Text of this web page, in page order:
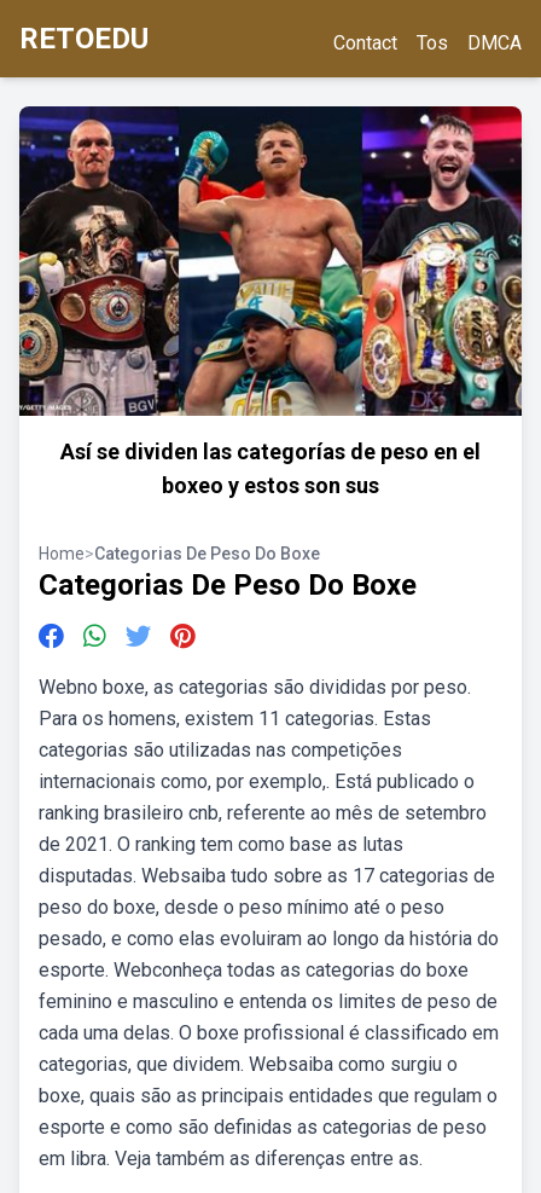
RETOEDU Contact Tos DMCA
Así se dividen las categorías de peso en el
boxeo y estos son sus
Home>Categorias De Peso Do Boxe
Categorias De Peso Do Boxe
Webno boxe, as categorias são divididas por peso.
Para os homens, existem 11 categorias. Estas
categorias são utilizadas nas competições
internacionais como, por exemplo,. Está publicado o
ranking brasileiro cnb, referente ao mês de setembro
de 2021. O ranking tem como base as lutas
disputadas. Websaiba tudo sobre as 17 categorias de
peso do boxe, desde o peso mínimo até o peso
pesado, e como elas evoluiram ao longo da história do
esporte. Webconheça todas as categorias do boxe
feminino e masculino e entenda os limites de peso de
cada uma delas. O boxe profissional é classificado em
categorias, que dividem. Websaiba como surgiu o
boxe, quais são as principais entidades que regulam o
esporte e como são definidas as categorias de peso
em libra. Veja também as diferenças entre as.